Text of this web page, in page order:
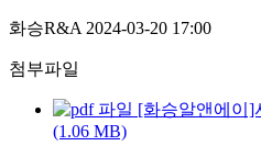
화승R&A 2024-03-20 17:00
첨부파일
[화승알앤에이]
(1.06 MB)